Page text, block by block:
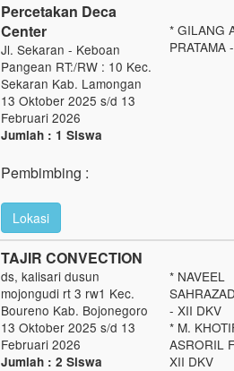
Percetakan Deca
Center
Jl. Sekaran - Keboan
Pangean RT:/RW : 10 Kec.
Sekaran Kab. Lamongan
13 Oktober 2025 s/d 13
Februari 2026
Jumlah : 1 Siswa
Pembimbing :
Lokasi
* GILANG
PRATAMA
TAJIR CONVECTION
ds, kalisari dusun
mojongudi rt 3 rw1 Kec.
Boureno Kab. Bojonegoro
13 Oktober 2025 s/d 13
Februari 2026
Jumlah : 2 Siswa
* NAVEEL
- XII DKV
* M.
ASRORIL
XII DKV